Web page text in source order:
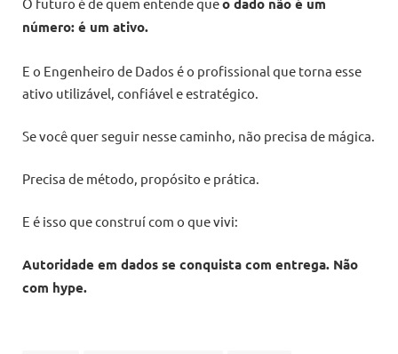
O futuro é de quem entende queo dado não é um
número: é um ativo.
E o Engenheiro de Dados é o profissional que torna esse
ativo utilizável, confiável e estratégico.
Se você quer seguir nesse caminho, não precisa de mágica.
Precisa de método, propósito e prática.
E é isso que construí com o que vivi:
Autoridade em dados se conquista com entrega. Não
com hype.